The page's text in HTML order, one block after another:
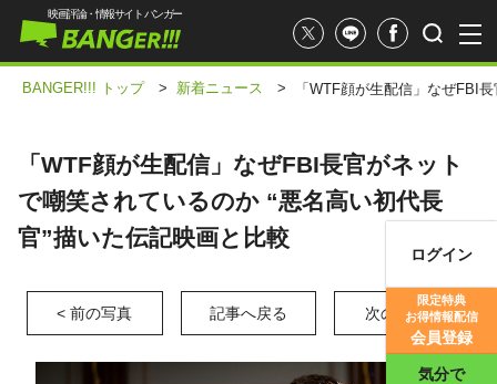
映画評価
映画評論・情報サイト バンガー
ログイン
限定特典
お得情報配信
会員登録
気分で
BANGER!!! トップ > 新着ニュース > 「WTF顔が生配信」なぜFBI
「WTF顔が生配信」なぜFBI長官がネット
で嘲笑されているのか “悪名高い初代長
官”描いた伝記映画と比較
< 前の写真 記事へ戻る 次の写真 >